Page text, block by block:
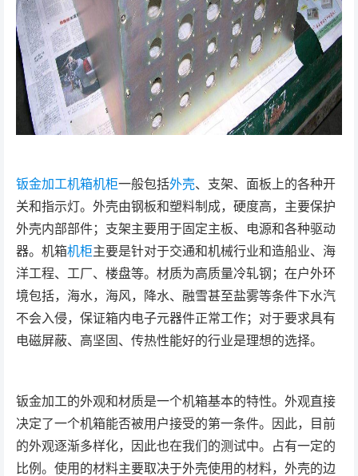
钣金加工机箱机柜一般包括外壳、支架、面板上的各种开
关和指示灯。外壳由钢板和塑料制成，硬度高，主要保护
外壳内部部件；支架主要用于固定主板、电源和各种驱动
器。机箱机柜主要是针对于交通和机械行业和造船业、海
洋工程、工厂、楼盘等。材质为高质量冷轧钢；在户外环
境包括，海水，海风，降水、融雪甚至盐雾等条件下水汽
不会入侵，保证箱内电子元器件正常工作；对于要求具有
电磁屏蔽、高坚固、传热性能好的行业是理想的选择。
钣金加工的外观和材质是一个机箱基本的特性。外观直接
决定了一个机箱能否被用户接受的第一条件。因此，目前
的外观逐渐多样化，因此也在我们的测试中。占有一定的
比例。使用的材料主要取决于外壳使用的材料，外壳的边